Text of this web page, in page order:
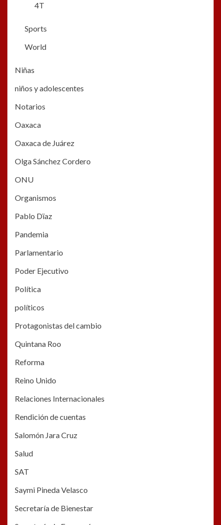
4T
Sports
World
Niñas
niños y adolescentes
Notarios
Oaxaca
Oaxaca de Juárez
Olga Sánchez Cordero
ONU
Organismos
Pablo Dïaz
Pandemia
Parlamentario
Poder Ejecutivo
Política
políticos
Protagonistas del cambio
Quintana Roo
Reforma
Reino Unido
Relaciones Internacionales
Rendición de cuentas
Salomón Jara Cruz
Salud
SAT
Saymi Pineda Velasco
Secretaría de Bienestar